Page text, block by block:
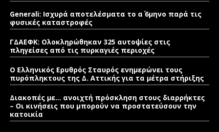
Generali: Ισχυρά αποτελέσματα το α΄ 6μηνο παρά τις
φυσικές καταστροφές
ΓΔΑΕΦΚ: Ολοκληρώθηκαν 325 αυτοψίες στις
πληγείσες από τις πυρκαγιές περιοχές
Ο Ελληνικός Ερυθρός Σταυρός ενημερώνει τους
πυρόπληκτους της Δ. Αττικής για τα μέτρα στήριξης
Διακοπές με… ανοιχτή πρόσκληση στους διαρρήκτες
– Οι κινήσεις που μπορούν να προστατεύσουν την
κατοικία